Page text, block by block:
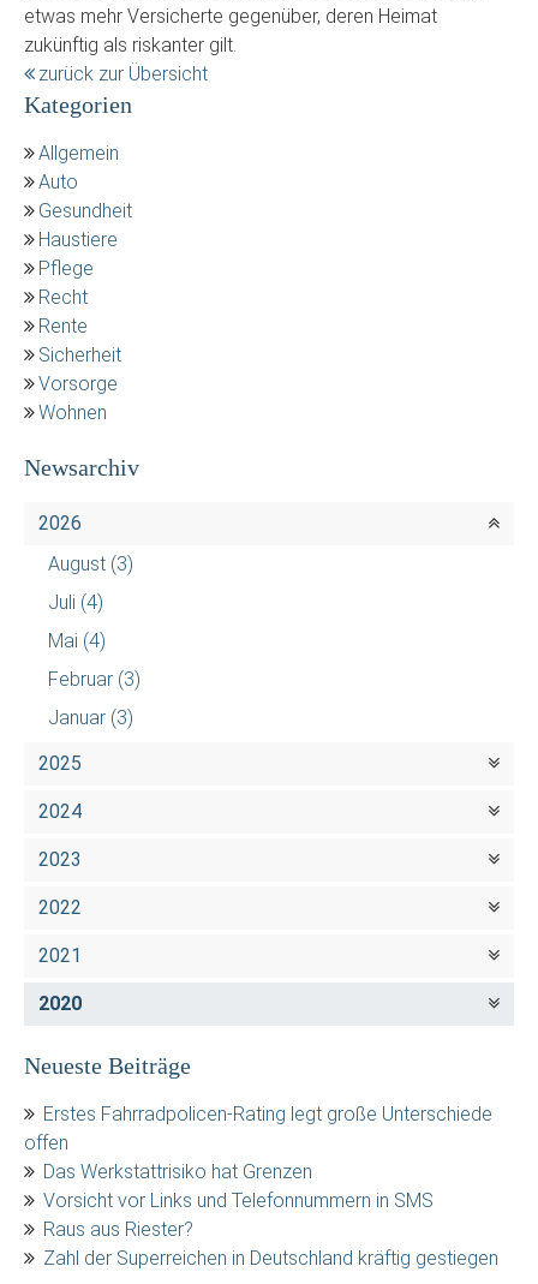
etwas mehr Versicherte gegenüber, deren Heimat
zukünftig als riskanter gilt.
zurück zur Übersicht
Kategorien
Allgemein
Auto
Gesundheit
Haustiere
Pflege
Recht
Rente
Sicherheit
Vorsorge
Wohnen
Newsarchiv
2026
August (3)
Juli (4)
Mai (4)
Februar (3)
Januar (3)
2025
2024
2023
2022
2021
2020
Neueste Beiträge
Erstes Fahrradpolicen-Rating legt große Unterschiede
offen
Das Werkstattrisiko hat Grenzen
Vorsicht vor Links und Telefonnummern in SMS
Raus aus Riester?
Zahl der Superreichen in Deutschland kräftig gestiegen